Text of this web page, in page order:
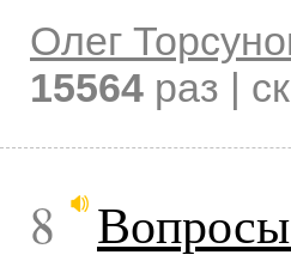
Олег
15564 раз |
8